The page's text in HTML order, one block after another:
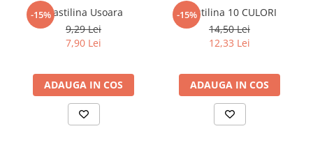
-15%Plastilina Usoara
9,29 Lei
7,90 Lei
ADAUGA IN COS
-15%
Plastilina 10 CULORI
14,50 Lei
12,33 Lei
ADAUGA IN COS